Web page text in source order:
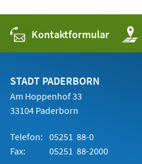
Kontaktformular
in
STADT PADERBORN
Am Hoppenhof 33
33104 Paderborn
Telefon: 05251 88-0
Fax:
05251 88-2000